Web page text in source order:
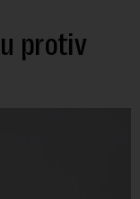
protiv